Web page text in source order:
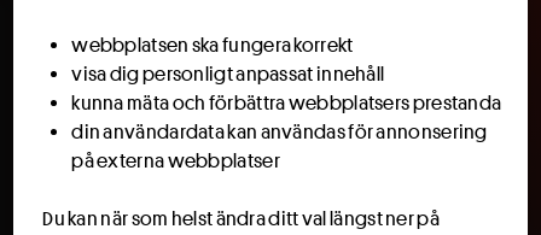
webbplatsen ska fungera korrekt
visa dig personligt anpassat innehåll
kunna mäta och förbättra webbplatsers prestanda
din användardata kan användas för annonsering
på externa webbplatser
Du kan när som helst ändra ditt val längst ner på